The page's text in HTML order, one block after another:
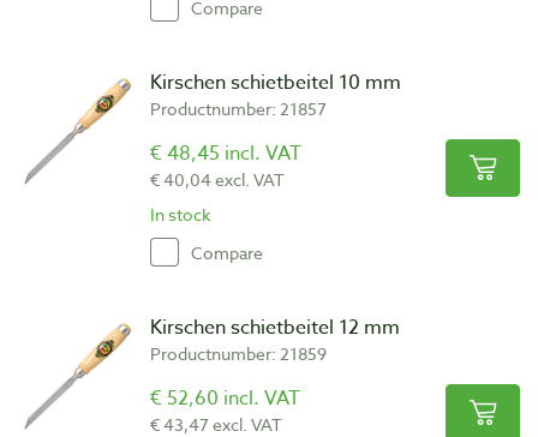
Compare
Kirschen schietbeitel 10 mm
Productnumber: 21857
€ 48,45 incl. VAT
€ 40,04 excl. VAT
In stock
Compare
Kirschen schietbeitel 12 mm
Productnumber: 21859
€ 52,60 incl. VAT
€ 43,47 excl. VAT